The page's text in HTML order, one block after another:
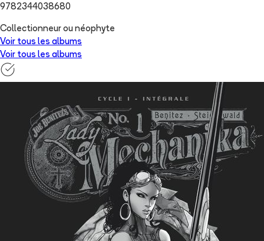
9782344038680
Collectionneur ou néophyte
Voir tous les albums
Voir tous les albums